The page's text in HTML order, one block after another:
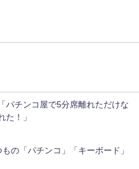
パチンコ屋で5分席離れただけな
た！」
の「パチンコ」「キーボード」